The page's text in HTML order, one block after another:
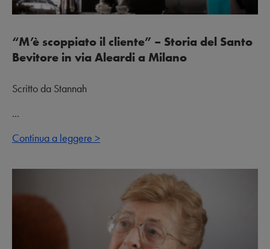
“M’è scoppiato il cliente” – Storia del Santo
Bevitore in via Aleardi a Milano
Scritto da Stannah
...
Continua a leggere >